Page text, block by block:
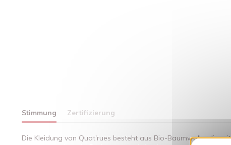
Stimmung Zertifizierung
Die Kleidung von Quat'rues besteht aus Bio-Baumwolle, die